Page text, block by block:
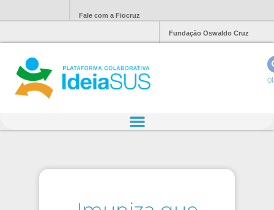
Fale com a Fiocruz
Fundação Oswaldo Cruz